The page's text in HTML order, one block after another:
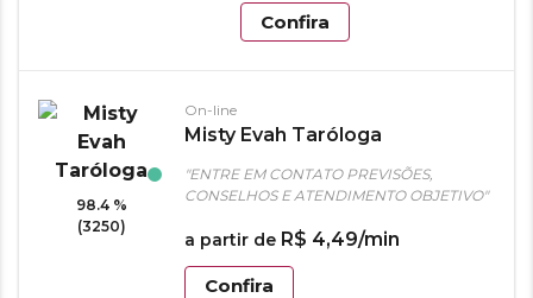
Confira
98.4 %
(3250)
On-line
Misty Evah Taróloga
"ENTRE EM CONTATO PREVISÕES,
CONSELHOS E ATENDIMENTO OBJETIVO"
a partir de R$ 4,49/min
Confira